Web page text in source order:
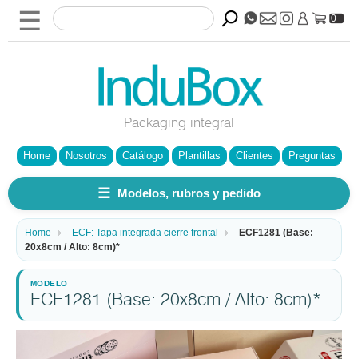
☰
Packaging integral
0
Home Nosotros Catálogo Plantillas Clientes Preguntas
☰ Modelos, rubros y pedido
Home ECF: Tapa integrada cierre frontal
ECF1281 (Base:
20x8cm / Alto: 8cm)*
ECF1281 (Base: 20x8cm / Alto: 8cm)*